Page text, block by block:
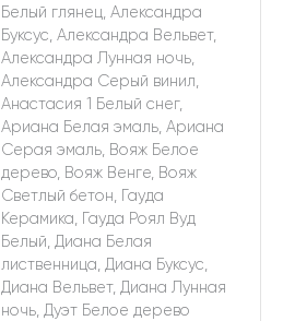
Белый глянец, Александра
Буксус, Александра Вельвет,
Александра Лунная ночь,
Александра Серый винил,
Анастасия 1 Белый снег,
Ариана Белая эмаль, Ариана
Серая эмаль, Вояж Белое
дерево, Вояж Венге, Вояж
Светлый бетон, Гауда
Керамика, Гауда Роял Вуд
Белый, Диана Белая
лиственница, Диана Буксус,
Диана Вельвет, Диана Лунная
ночь, Дуэт Белое дерево